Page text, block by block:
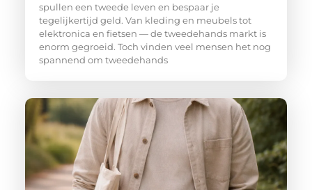
spullen een tweede leven en bespaar je
tegelijkertijd geld. Van kleding en meubels tot
elektronica en fietsen — de tweedehands markt is
enorm gegroeid. Toch vinden veel mensen het nog
spannend om tweedehands